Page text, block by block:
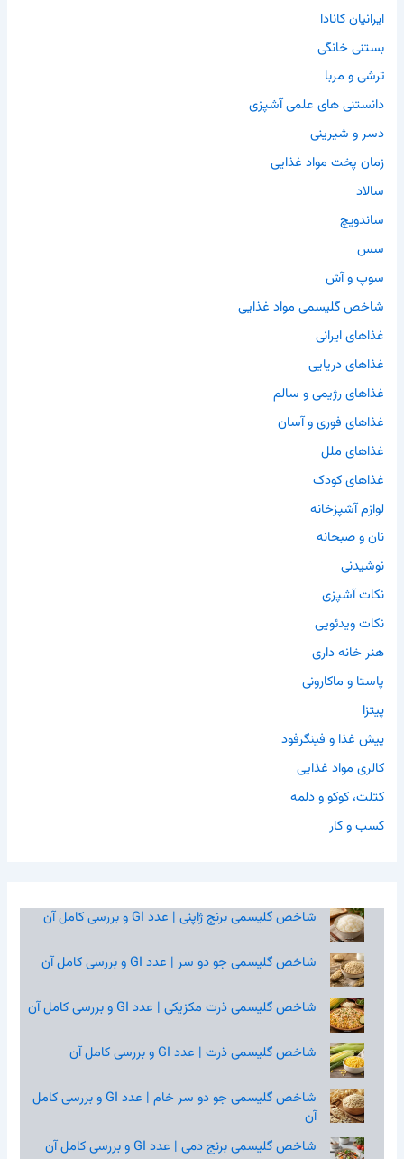
ایرانیان کانادا
بستنی خانگی
ترشی و مربا
دانستنی های علمی آشپزی
دسر و شیرینی
زمان پخت مواد غذایی
سالاد
ساندویچ
سس
سوپ و آش
شاخص گلیسمی مواد غذایی
غذاهای ایرانی
غذاهای دریایی
غذاهای رژیمی و سالم
غذاهای فوری و آسان
غذاهای ملل
غذاهای کودک
لوازم آشپزخانه
نان و صبحانه
نوشیدنی
نکات آشپزی
نکات ویدئویی
هنر خانه داری
پاستا و ماکارونی
پیتزا
پیش غذا و فینگرفود
کالری مواد غذایی
کتلت، کوکو و دلمه
کسب و کار
شاخص گلیسمی برنج ژاپنی | عدد GI و بررسی کامل آن
شاخص گلیسمی جو دو سر | عدد GI و بررسی کامل آن
شاخص گلیسمی ذرت مکزیکی | عدد GI و بررسی کامل آن
شاخص گلیسمی ذرت | عدد GI و بررسی کامل آن
شاخص گلیسمی جو دو سر خام | عدد GI و بررسی کامل
آن
شاخص گلیسمی برنج دمی | عدد GI و بررسی کامل آن